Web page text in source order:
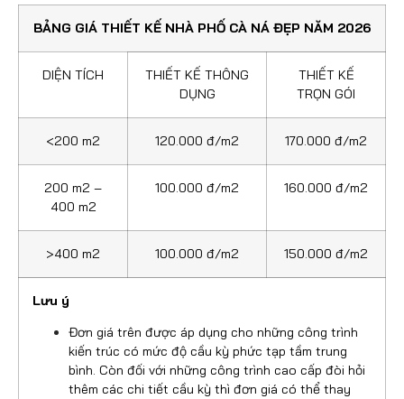
BẢNG GIÁ THIẾT KẾ NHÀ PHỐ CÀ NÁ ĐẸP NĂM 2026
DIỆN TÍCH
THIẾT KẾ THÔNG
DỤNG
THIẾT KẾ
TRỌN GÓI
<200 m2 120.000 đ/m2 170.000 đ/m2
200 m2 –
400 m2
100.000 đ/m2 160.000 đ/m2
>400 m2 100.000 đ/m2 150.000 đ/m2
Lưu ý
Đơn giá trên được áp dụng cho những công trình
kiến trúc có mức độ cầu kỳ phức tạp tầm trung
bình. Còn đối với những công trình cao cấp đòi hỏi
thêm các chi tiết cầu kỳ thì đơn giá có thể thay